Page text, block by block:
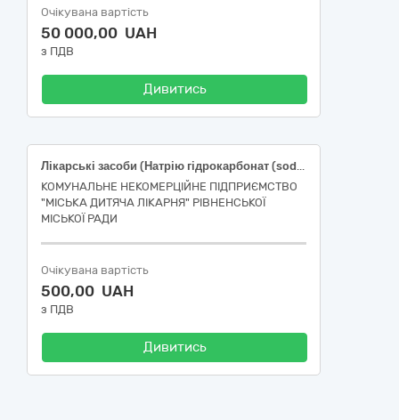
Очікувана вартість
50 000,00 UAH
з ПДВ
Дивитись
Лікарські засоби (Натрію гідрокарбонат (sodium bicarbonate))
КОМУНАЛЬНЕ НЕКОМЕРЦІЙНЕ ПІДПРИЄМСТВО
"МІСЬКА ДИТЯЧА ЛІКАРНЯ" РІВНЕНСЬКОЇ
МІСЬКОЇ РАДИ
Очікувана вартість
500,00 UAH
з ПДВ
Дивитись